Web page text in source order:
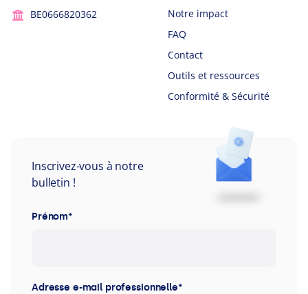
BE0666820362
Notre impact
FAQ
Contact
Outils et ressources
Conformité & Sécurité
Inscrivez-vous à notre
bulletin !
Prénom*
Adresse e-mail professionnelle*